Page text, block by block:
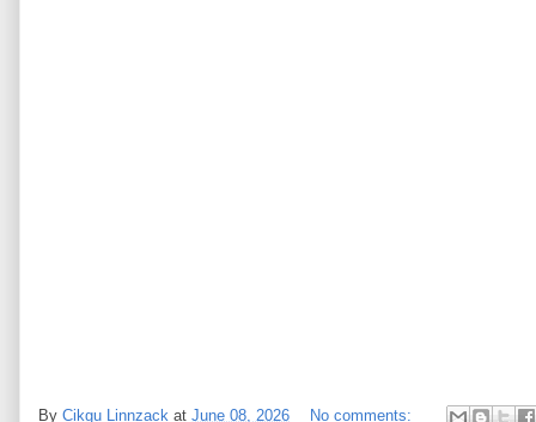
By Cikgu Linnzack at June 08, 2026 No comments: